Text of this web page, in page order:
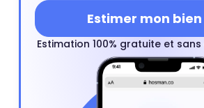
Estimer mon bien
Estimation 100% gratuite et